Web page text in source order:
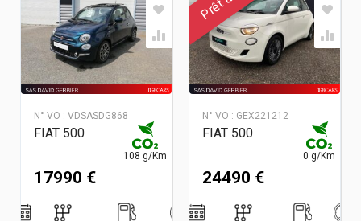
N° VO : VDSASDG868
FIAT 500
108 g/Km
17990 €
N° VO : GEX221212
FIAT 500
0 g/Km
24490 €